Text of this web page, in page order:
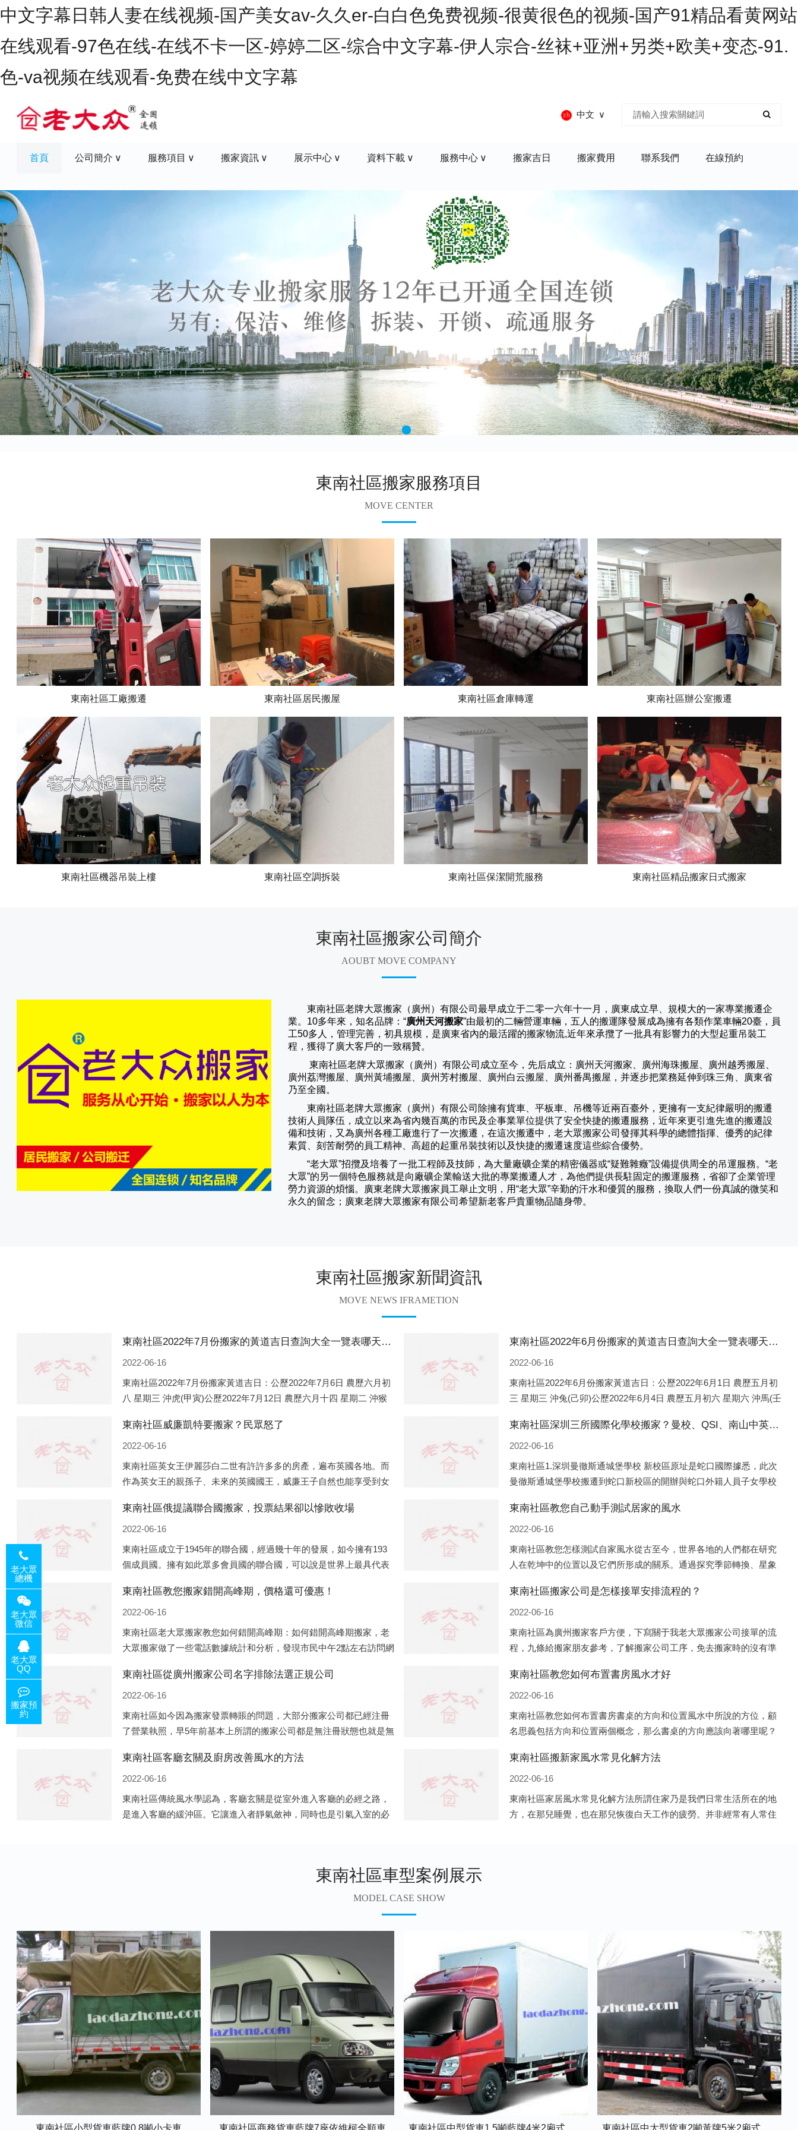
中文字幕日韩人妻在线视频-国产美女av-久久er-白白色免费视频-很黄很色的视频-国产91精品看黄网站
在线观看-97色在线-在线不卡一区-婷婷二区-综合中文字幕-伊人宗合-丝袜+亚洲+另类+欧美+变态-91.
色-va视频在线观看-免费在线中文字幕
中文
首頁 公司簡介 服務項目 搬家資訊 展示中心 資料下載 服務中心 搬家吉日 搬家費用 聯系我們 在線預約
東南社區搬家服務項目
MOVE CENTER
東南社區工廠搬遷 東南社區居民搬屋 東南社區倉庫轉運 東南社區辦公室搬遷
東南社區機器吊裝上樓 東南社區空調拆裝 東南社區保潔開荒服務 東南社區精品搬家日式搬家
東南社區搬家公司簡介
AOUBT MOVE COMPANY
東南社區老牌大眾搬家（廣州）有限公司最早成立于二零一六年十一月，廣東成立早、規模大的一家專業搬遷企
業。10多年來，知名品牌：“廣州天河搬家”由最初的二輛營運車輛，五人的搬運隊發展成為擁有各類作業車輛20臺，員
工50多人，管理完善，初具規模，是廣東省內的最活躍的搬家物流,近年來承攬了一批具有影響力的大型起重吊裝工
程，獲得了廣大客戶的一致稱贊。
東南社區老牌大眾搬家（ 廣州 ）有限公司成立至今，先后成立：廣州天河搬家、廣州海珠搬屋、廣州越秀搬屋、
廣州荔灣搬屋、廣州黃埔搬屋、廣州芳村搬屋、廣州白云搬屋、廣州番禺搬屋，并逐步把業務延伸到珠三角、廣東省
乃至全國。
東南社區老牌大眾搬家（ 廣州 ）有限公司除擁有貨車、平板車、吊機等近兩百臺外，更擁有一支紀律嚴明的搬遷
技術人員隊伍，成立以來為省內幾百萬的市民及企事業單位提供了安全快捷的搬遷服務，近年來更引進先進的搬遷設
備和技術，又為廣州各種工廠進行了一次搬遷，在這次搬遷中，老大眾搬家公司發揮其科學的總體指揮、優秀的紀律
素質、刻苦耐勞的員工精神、高超的起重吊裝技術以及快捷的搬遷速度這些綜合優勢。
“老大眾”招攬及培養了一批工程師及技師，為大量廠礦企業的精密儀器或“疑難雜癥”設備提供周全的吊運服務。“老
大眾”的另一個特色服務就是向廠礦企業輸送大批的專業搬遷人才，為他們提供長駐固定的搬運服務，省卻了企業管理
勞力資源的煩惱。廣東老牌大眾搬家員工舉止文明，用“老大眾”辛勤的汗水和優質的服務，換取人們一份真誠的微笑和
永久的留念；廣東老牌大眾搬家有限公司希望新老客戶貴重物品隨身帶。
東南社區搬家新聞資訊
MOVE NEWS IFRAMETION
東南社區2022年7月份搬家的黃道吉日查詢大全一覽表哪天適合搬家好日子
2022-06-16
東南社區2022年7月份搬家黃道吉日：公歷2022年7月6日 農歷六月初
八 星期三 沖虎(甲寅)公歷2022年7月12日 農歷六月十四 星期二 沖猴
東南社區2022年6月份搬家的黃道吉日查詢大全一覽表哪天適合搬家好日子
2022-06-16
東南社區2022年6月份搬家黃道吉日：公歷2022年6月1日 農歷五月初
三 星期三 沖兔(己卯)公歷2022年6月4日 農歷五月初六 星期六 沖馬(壬
東南社區威廉凱特要搬家？民眾怒了
2022-06-16
東南社區英女王伊麗莎白二世有許許多多的房產，遍布英國各地。而
作為英女王的親孫子、未來的英國國王，威廉王子自然也能享受到女
處是位于倫敦的肯辛頓宮，一處
東南社區深圳三所國際化學校搬家？曼校、QSI、南山中英文搬走了
2022-06-16
東南社區1.深圳曼徹斯通城堡學校 新校區原址是蛇口國際據悉，此次
曼徹斯通城堡學校搬遷到蛇口新校區的開辦與蛇口外籍人員子女學校
正式并入蛇口外籍
東南社區俄提議聯合國搬家，投票結果卻以慘敗收場
2022-06-16
東南社區成立于1945年的聯合國，經過幾十年的發展，如今擁有193
個成員國。擁有如此眾多會員國的聯合國，可以說是世界上最具代表
但以美國為首的西方國家
東南社區教您自己動手測試居家的風水
2022-06-16
東南社區教您怎樣測試自家風水從古至今，世界各地的人們都在研究
人在乾坤中的位置以及它們所形成的關系。通過探究季節轉換、星象
不同住宅中的人，其一生中的財
東南社區教您搬家錯開高峰期，價格還可優惠！
2022-06-16
東南社區老大眾搬家教您如何錯開高峰期：如何錯開高峰期搬家，老
大眾搬家做了一些電話數據統計和分析，發現市民中午2點左右訪問網
周日是最多的，網上QQ微
東南社區搬家公司是怎樣接單安排流程的？
2022-06-16
東南社區為廣州搬家客戶方便，下寫關于我老大眾搬家公司接單的流
程，九條給搬家朋友參考，了解搬家公司工序，免去搬家時的沒有準
電話咨詢，初步了解客戶搬 家
東南社區從廣州搬家公司名字排除法選正規公司
2022-06-16
東南社區如今因為搬家發票轉賬的問題，大部分搬家公司都已經注冊
了營業執照，早5年前基本上所謂的搬家公司都是無注冊狀態也就是無
般遍地開花，如：天眼查，企
東南社區教您如何布置書房風水才好
2022-06-16
東南社區教您如何布置書房書桌的方向和位置風水中所說的方位，顧
名思義包括方向和位置兩個概念，那么書桌的方向應該向著哪里呢？
將書桌也向著門放置即可；這
東南社區客廳玄關及廚房改善風水的方法
2022-06-16
東南社區傳統風水學認為，客廳玄關是從室外進入客廳的必經之路，
是進入客廳的緩沖區。它讓進入者靜氣斂神，同時也是引氣入室的必
東南社區搬新家風水常見化解方法
2022-06-16
東南社區家居風水常見化解方法所謂住家乃是我們日常生活所在的地
方，在那兒睡覺，也在那兒恢復白天工作的疲勞。并非經常有人常住
東南社區車型案例展示
MODEL CASE SHOW
東南社區小型貨車藍牌0.8噸小卡車 東南社區商務貨車藍牌7座依維柯全順車
老大眾
總機
老大眾
微信
老大眾
QQ
搬家預
約